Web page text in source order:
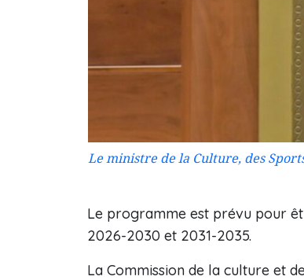
Le ministre de la Culture, des
Le programme est prévu pour
2026-2030 et 2031-2035.
La Commission de la culture et